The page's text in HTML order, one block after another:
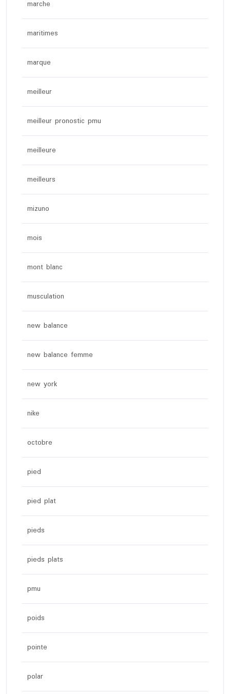
marche
maritimes
marque
meilleur
meilleur pronostic pmu
meilleure
meilleurs
mizuno
mois
mont blanc
musculation
new balance
new balance femme
new york
nike
octobre
pied
pied plat
pieds
pieds plats
pmu
poids
pointe
polar